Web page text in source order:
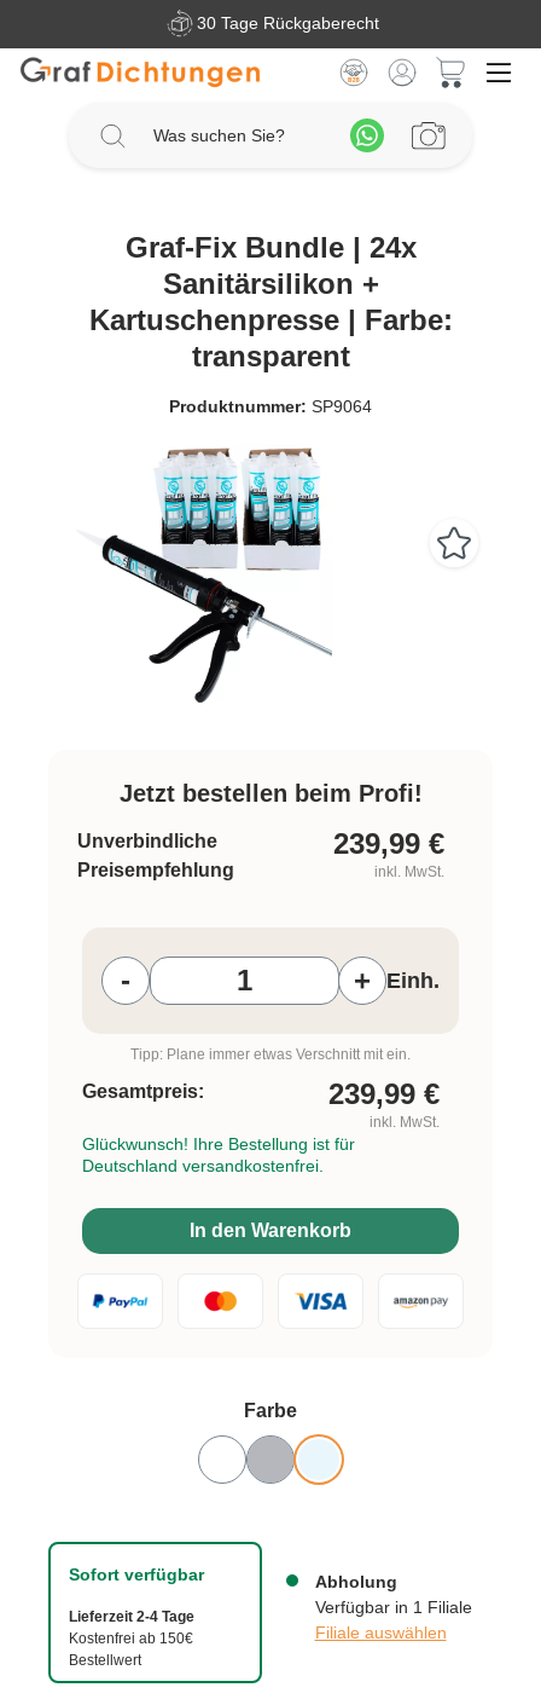
Zum Hauptinhalt springen30 Tage Rückgaberecht
Bildergalerie überspringen
Graf-Fix Bundle | 24x
Sanitärsilikon +
Kartuschenpresse | Farbe:
transparent
Produktnummer: SP9064
Sofort verfügbar
Lieferzeit 2-4 Tage
Kostenfrei ab 150€
Bestellwert
Abholung
Verfügbar in 1 Filiale
Filiale auswählen
Farbeauswählen
Jetzt bestellen beim Profi!
Unverbindliche
Preisempfehlung
239,99 €
inkl. MwSt.
- + Einh.
Tipp: Plane immer etwas Verschnitt mit ein.
Gesamtpreis: 239,99 €
inkl. MwSt.
Glückwunsch! Ihre Bestellung ist für
Deutschland versandkostenfrei.
In den Warenkorb